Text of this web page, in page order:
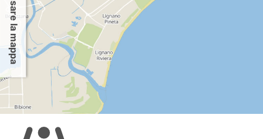
Per usare la mappa